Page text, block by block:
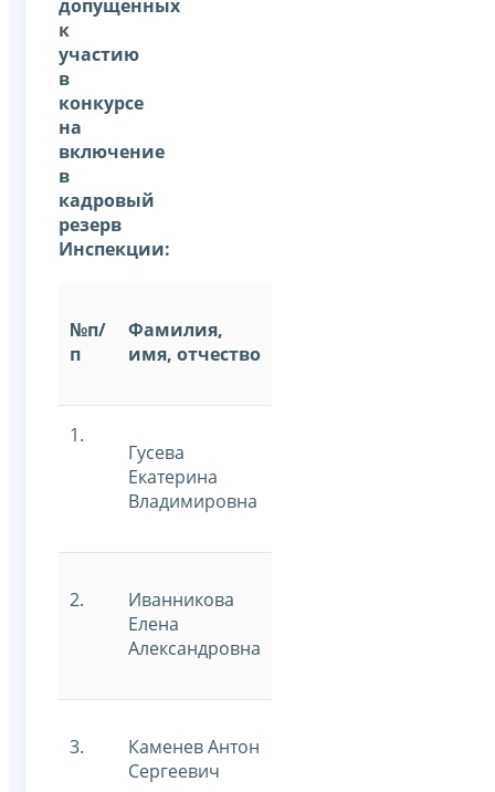
допущенных
к
участию
в
конкурсе
на
включение
в
кадровый
резерв
Инспекции:
№п/
п
Фамилия,
имя, отчество
1.
Гусева
Екатерина
Владимировна
2.
Иванникова
Елена
Александровна
3.
Каменев Антон
Сергеевич